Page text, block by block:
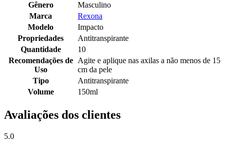
Gênero
Masculino
Marca
Rexona
Modelo
Impacto
Propriedades
Antitranspirante
Quantidade
10
Recomendações de
Uso
Agite e aplique nas axilas a não menos de 15
cm da pele
Tipo
Antitranspirante
Volume
150ml
Avaliações dos clientes
5.0